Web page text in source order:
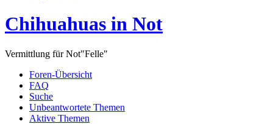
Chihuahuas in Not
Vermittlung für Not"Felle"
Foren-Übersicht
FAQ
Suche
Unbeantwortete Themen
Aktive Themen